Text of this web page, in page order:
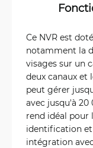
Ce NVR est
notamment la
visages sur un
deux canaux et
peut gérer
avec jusqu'à 20
rend idéal pour
identification et
intégration